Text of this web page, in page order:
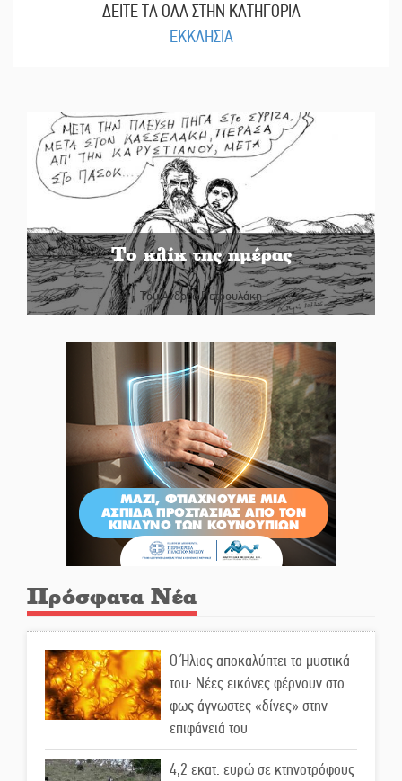
ΔΕΙΤΕ ΤΑ ΟΛΑ ΣΤΗΝ ΚΑΤΗΓΟΡΙΑ
ΕΚΚΛΗΣΙΑ
Το κλίκ της ημέρας
Του Ανδρέα Πετρουλάκη
Πρόσφατα Νέα
Ο Ήλιος αποκαλύπτει τα μυστικά
του: Νέες εικόνες φέρνουν στο
φως άγνωστες «δίνες» στην
επιφάνειά του
4,2 εκατ. ευρώ σε κτηνοτρόφους